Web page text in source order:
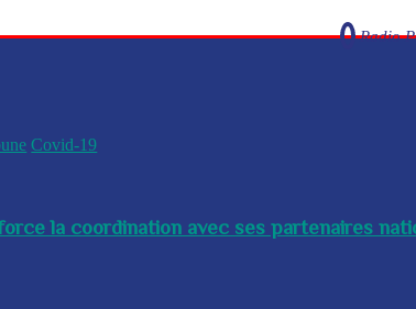
Radio
Covid-19
la coordination avec ses partenaires